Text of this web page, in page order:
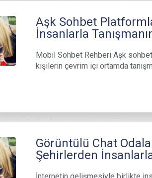
Aşk Sohbet
İnsanlarla
Mobil Sohbet Rehberi Aşk
kişilerin çevrim içi ortamda
Görüntülü Chat
Şehirlerden İnsanlarla